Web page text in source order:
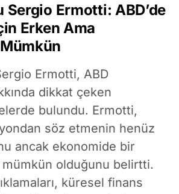
Sergio Ermotti: ABD’de
Erken Ama
Ermotti, ABD
dikkat çeken
bulundu. Ermotti,
söz etmenin henüz
ancak ekonomide bir
mümkün olduğunu belirtti.
küresel finans